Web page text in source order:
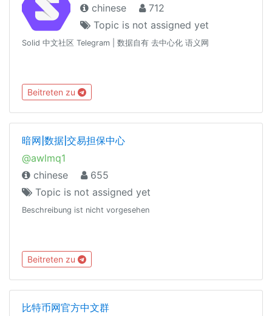
chinese
712
Topic is not assigned yet
Solid 中文社区 Telegram | 数据自有 去中心化 语义网
Beitreten zu
暗网|数据|交易担保中心
@awlmq1
chinese
655
Topic is not assigned yet
Beschreibung ist nicht vorgesehen
Beitreten zu
比特币网官方中文群